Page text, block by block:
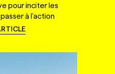
pour inciter les
à l'action